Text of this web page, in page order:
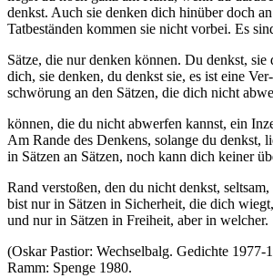
denkst. Auch sie denken dich hinüber doch
Tatbeständen kommen sie nicht vorbei. Es
Sätze, die nur denken können. Du denkst, sie
dich, sie denken, du denkst sie, es ist eine Ver-
schwörung an den Sätzen, die dich nicht
können, die du nicht abwerfen kannst, ein
Am Rande des Denkens, solange du denkst,
in Sätzen an Sätzen, noch kann dich keiner
Rand verstoßen, den du nicht denkst, seltsam,
bist nur in Sätzen in Sicherheit, die dich wiegt,
und nur in Sätzen in Freiheit, aber in welcher.
(Oskar Pastior: Wechselbalg. Gedichte 1977-
Ramm: Spenge 1980.